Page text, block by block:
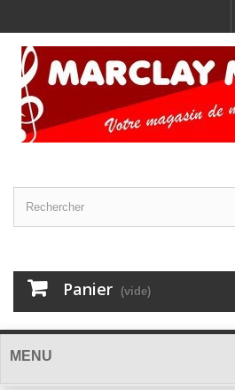
Panier (vide)
MENU